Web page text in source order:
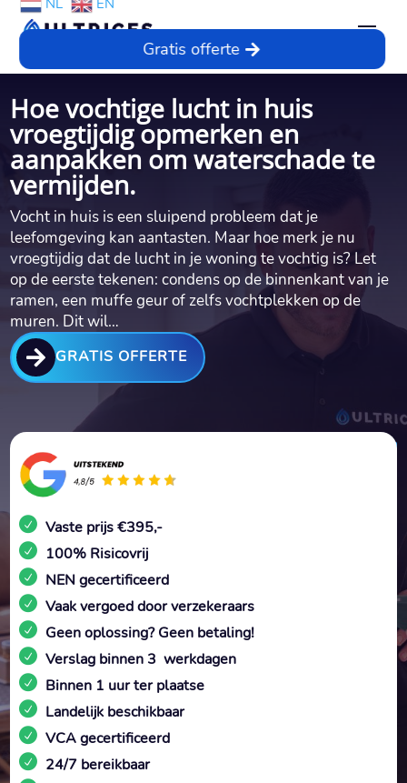
NL EN
Gratis offerte
Hoe vochtige lucht in huis
vroegtijdig opmerken en
aanpakken om waterschade te
vermijden.​
Vocht in huis is een sluipend probleem dat je
leefomgeving kan aantasten.​ Maar hoe merk je nu
vroegtijdig dat de lucht in je woning te vochtig is? Let
op de eerste tekenen: condens op de binnenkant van je
ramen, een muffe geur of zelfs vochtplekken op de
muren.​ Dit wil…
 GRATIS OFFERTE
Vaste prijs €395,-
100% Risicovrij
NEN gecertificeerd
Vaak vergoed door verzekeraars
Geen oplossing? Geen betaling!
Verslag binnen 3 werkdagen
Binnen 1 uur ter plaatse
Landelijk beschikbaar
VCA gecertificeerd
24/7 bereikbaar